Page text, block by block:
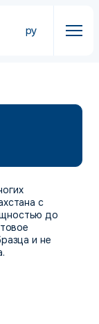
ру
с
до
и не